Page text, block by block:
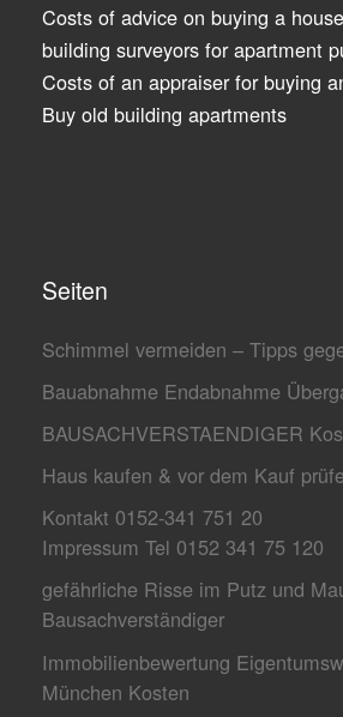
Costs of advice on buying a house
building surveyors for apartment
Costs of an appraiser for buying
Buy old building apartments
Seiten
Schimmel vermeiden – Tipps
Bauabnahme Endabnahme
BAUSACHVERSTAENDIGER
Haus kaufen & vor dem Kauf
Kontakt 0152-341 751 20
Impressum Tel 0152 341 75 120
gefährliche Risse im Putz und
Bausachverständiger
Immobilienbewertung
München Kosten